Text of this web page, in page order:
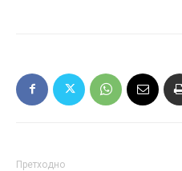
Претходно